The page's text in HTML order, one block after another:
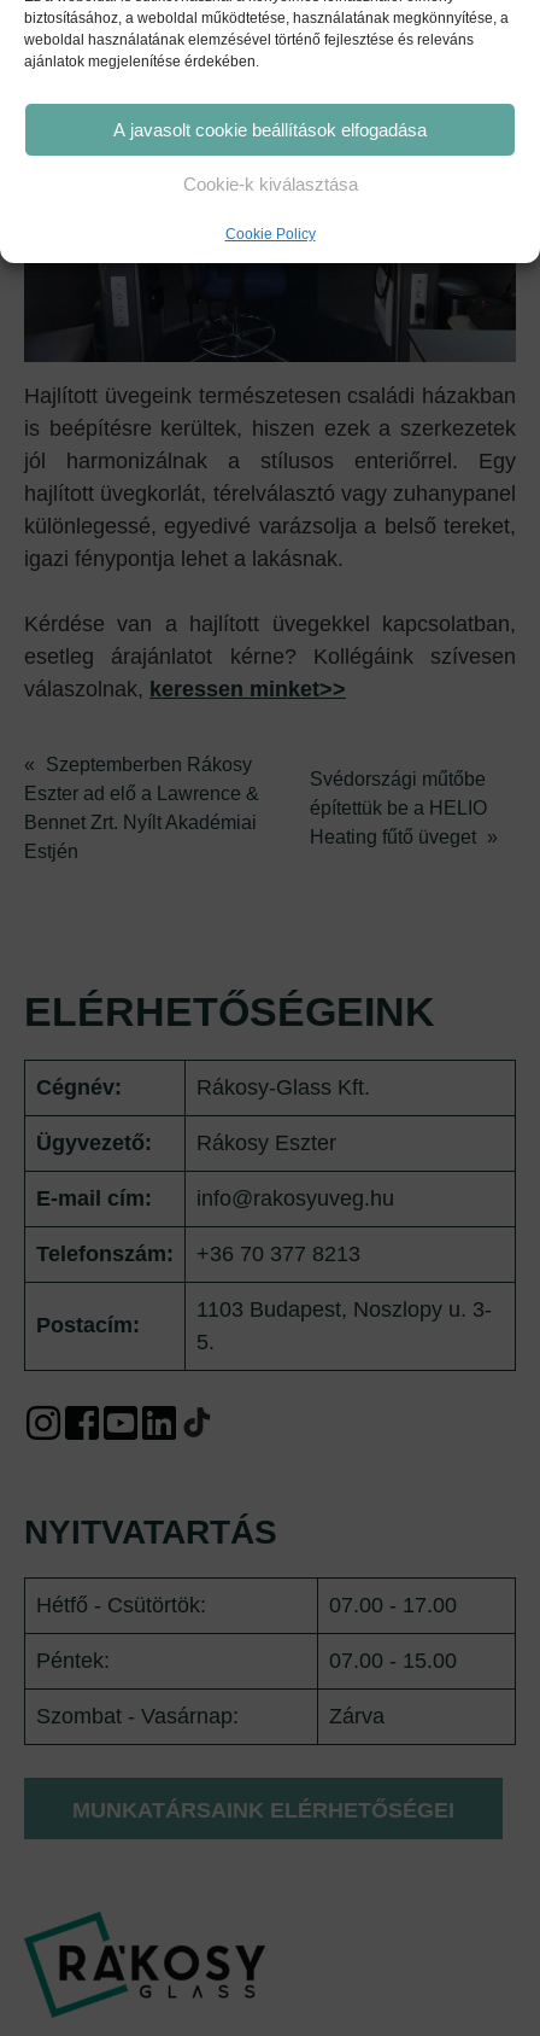
biztosításához, a weboldal működtetése, használatának megkönnyítése, a
weboldal használatának elemzésével történő fejlesztése és releváns
ajánlatok megjelenítése érdekében.
A javasolt cookie beállítások elfogadása
Cookie-k kiválasztása
Cookie Policy
Hajlított üvegeink természetesen családi házakban
is beépítésre kerültek, hiszen ezek a szerkezetek
jól harmonizálnak a stílusos enteriőrrel. Egy
hajlított üvegkorlát, térelválasztó vagy zuhanypanel
különlegessé, egyedivé varázsolja a belső tereket,
igazi fénypontja lehet a lakásnak.
Kérdése van a hajlított üvegekkel kapcsolatban,
esetleg árajánlatot kérne? Kollégáink szívesen
válaszolnak, keressen minket>>
«
Szeptemberben Rákosy
Eszter ad elő a Lawrence &
Bennet Zrt. Nyílt Akadémiai
Estjén
Svédországi műtőbe
építettük be a HELIO
Heating fűtő üveget »
ELÉRHETŐSÉGEINK
Cégnév: Rákosy-Glass Kft.
Ügyvezető: Rákosy Eszter
E-mail cím: info@rakosyuveg.hu
Telefonszám: +36 70 377 8213
Postacím:
1103 Budapest, Noszlopy u. 3-
5.
NYITVATARTÁS
Hétfő - Csütörtök: 07.00 - 17.00
Péntek: 07.00 - 15.00
Szombat - Vasárnap: Zárva
MUNKATÁRSAINK ELÉRHETŐSÉGEI